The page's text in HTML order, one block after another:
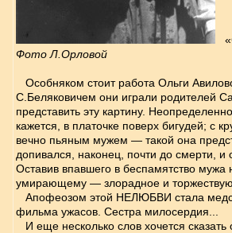
Фото Л.Орловой
Особняком стоит работа Ольги
С.Беляковичем они играли родителей
представить эту картину.
кажется, в платочке поверх бигудей; с
вечно пьяным мужем — такой она
допивался, наконец, почти до смерти,
Оставив впавшего в беспамятство
умирающему — злорадное и
Апофеозом этой НЕЛЮБВИ стала
фильма ужасов. Сестра милосердия...
И еще несколько слов хочется